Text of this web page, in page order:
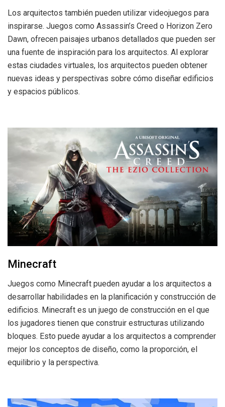
Los arquitectos también pueden utilizar videojuegos para
inspirarse. Juegos como Assassin’s Creed o Horizon Zero
Dawn, ofrecen paisajes urbanos detallados que pueden ser
una fuente de inspiración para los arquitectos. Al explorar
estas ciudades virtuales, los arquitectos pueden obtener
nuevas ideas y perspectivas sobre cómo diseñar edificios
y espacios públicos.
Minecraft
Juegos como Minecraft pueden ayudar a los arquitectos a
desarrollar habilidades en la planificación y construcción de
edificios. Minecraft es un juego de construcción en el que
los jugadores tienen que construir estructuras utilizando
bloques. Esto puede ayudar a los arquitectos a comprender
mejor los conceptos de diseño, como la proporción, el
equilibrio y la perspectiva.